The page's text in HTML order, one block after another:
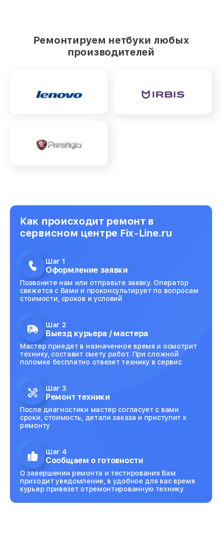
Ремонтируем нетбуки любых
производителей
Как происходит ремонт в
сервисном центре Fix-Line.ru
Шаг 1
Оформление заявки
Позвоните нам или отправьте заявку. Оператор
свяжется с Вами и проконсультирует по вопросам
стоимости, сроков и условий
Шаг 2
Выезд курьера / мастера
Мастер приедет в назначенное время и осмотрит
технику, составит смету работ. При сложной
поломке бесплатно отвезет технику в сервис
Шаг 3
Ремонт техники
После диагностики мастер согласует с вами
сроки, стоимость, детали заказа и приступит к
ремонту
Шаг 4
Сообщаем о готовности
О завершении ремонта и тестирования Вам
приходит уведомление, в удобное для вас время
курьер привезет отремонтированную технику